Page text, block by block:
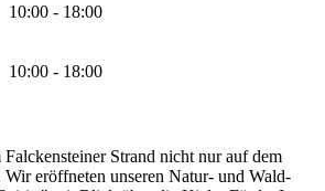
10:00 - 18:00
10:00 - 18:00
Strand nicht nur auf dem
Wir eröffneten unseren Natur- und Wald-